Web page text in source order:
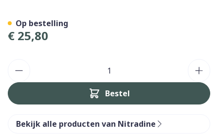
€ 25,80
Bestel
Op bestelling
Bekijk alle producten van Nitradine